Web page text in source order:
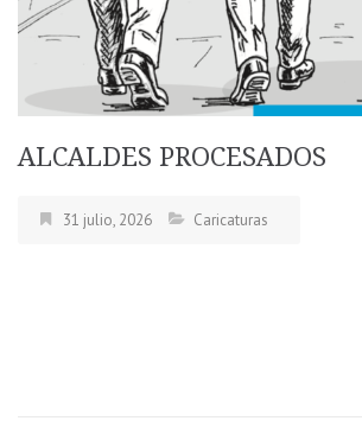
ALCALDES PROCESADOS
31 julio, 2026 Caricaturas